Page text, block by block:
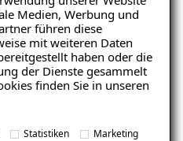
Medien, Werbung und
führen diese
mit weiteren Daten
haben oder die
der Dienste gesammelt
finden Sie in unseren
Statistiken Marketing
zur Beseitigung
unter anderem des
Württemberg.
sichert die
Beseitigung von
erhalten!